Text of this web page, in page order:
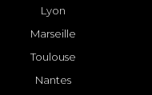
Lyon
Marseille
Toulouse
Nantes